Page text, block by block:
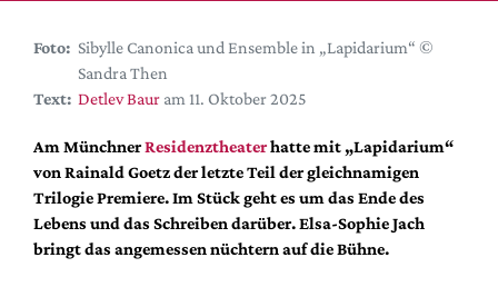
Premierensuche
Festival-Planer
Alle Hefte
Leseproben
Podcast
Foto: Sibylle Canonica und Ensemble in „Lapidarium“ ©
Sandra Then
Text: Detlev Baur am 11. Oktober 2025
Am MünchnerResidenztheaterhatte mit „Lapidarium“
von Rainald Goetz der letzte Teil der gleichnamigen
Trilogie Premiere. Im Stück geht es um das Ende des
Lebens und das Schreiben darüber. Elsa-Sophie Jach
bringt das angemessen nüchtern auf die Bühne.